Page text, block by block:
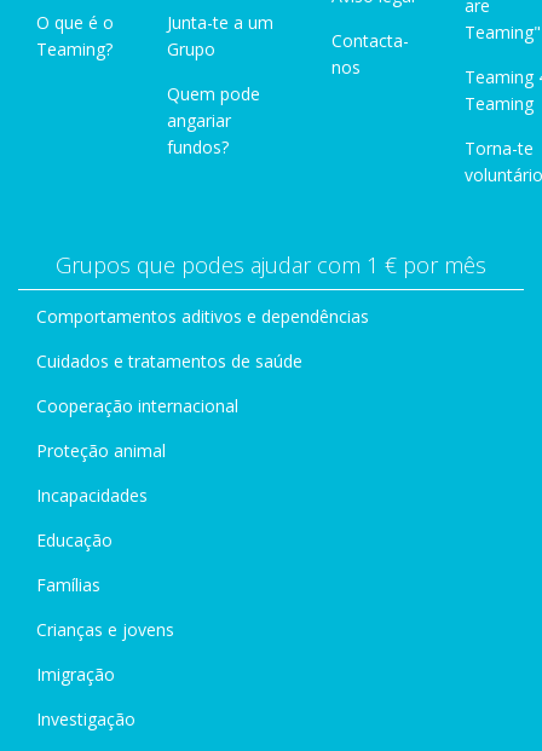
O que é o
Teaming?
Junta-te a um
Grupo
Quem pode
angariar
fundos?
Contacta-
nos
are
Teaming"
Teaming
Teaming
Torna-te
Grupos que podes ajudar com 1 € por mês
Comportamentos aditivos e dependências
Cuidados e tratamentos de saúde
Cooperação internacional
Proteção animal
Incapacidades
Educação
Famílias
Crianças e jovens
Imigração
Investigação